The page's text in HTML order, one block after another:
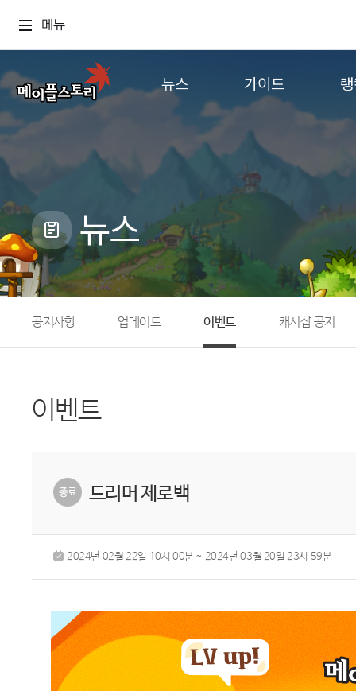
메뉴
뉴스
공지사항
업데이트
캐시샵 공지
메이플 알림판
with maple
가이드
게임정보
직업소개
확률형 아이템
NEXON NOW
뉴스
공지사항 업데이트 이벤트 캐시샵 공지
이벤트
드리머 제로백
2024년 02월 22일 10시 00분 ~ 2024년 03월 20일 23시 59분